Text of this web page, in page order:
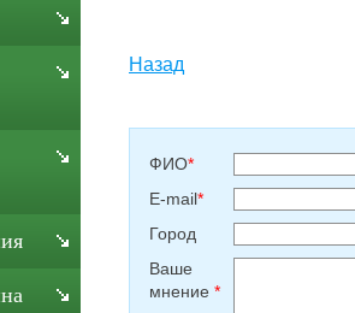
Назад
ФИО*
E-mail*
Город
Ваше
мнение *